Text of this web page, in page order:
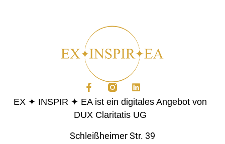
EX ✦ INSPIR ✦ EA ist ein digitales Angebot von
DUX Claritatis UG
Schleißheimer Str. 39